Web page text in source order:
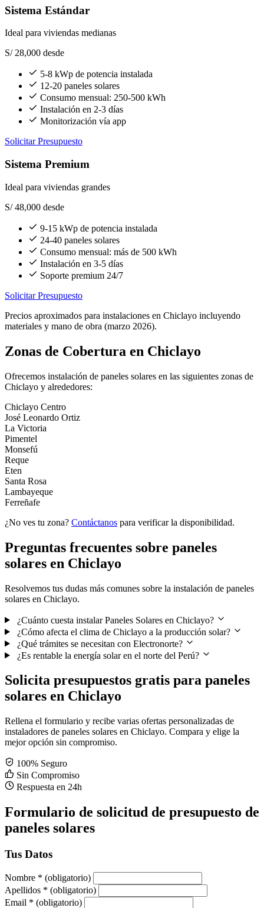
Sistema Estándar
Ideal para viviendas medianas
S/ 28,000 desde
5-8 kWp de potencia instalada
12-20 paneles solares
Consumo mensual: 250-500 kWh
Instalación en 2-3 días
Monitorización vía app
Solicitar Presupuesto
Sistema Premium
Ideal para viviendas grandes
S/ 48,000 desde
9-15 kWp de potencia instalada
24-40 paneles solares
Consumo mensual: más de 500 kWh
Instalación en 3-5 días
Soporte premium 24/7
Solicitar Presupuesto
Precios aproximados para instalaciones en Chiclayo incluyendo
materiales y mano de obra (marzo 2026).
Zonas de Cobertura en Chiclayo
Ofrecemos instalación de paneles solares en las siguientes zonas de
Chiclayo y alrededores:
Chiclayo Centro
José Leonardo Ortiz
La Victoria
Pimentel
Monsefú
Reque
Eten
Santa Rosa
Lambayeque
Ferreñafe
¿No ves tu zona? Contáctanos para verificar la disponibilidad.
Preguntas frecuentes sobre paneles
solares en Chiclayo
Resolvemos tus dudas más comunes sobre la instalación de paneles
solares en Chiclayo.
¿Cuánto cuesta instalar Paneles Solares en Chiclayo?
¿Cómo afecta el clima de Chiclayo a la producción solar?
¿Qué trámites se necesitan con Electronorte?
¿Es rentable la energía solar en el norte del Perú?
Solicita presupuestos gratis para paneles
solares en Chiclayo
Rellena el formulario y recibe varias ofertas personalizadas de
instaladores de paneles solares en Chiclayo. Compara y elige la
mejor opción sin compromiso.
100% Seguro
Sin Compromiso
Respuesta en 24h
Formulario de solicitud de presupuesto de
paneles solares
Tus Datos
Nombre * (obligatorio)
Apellidos * (obligatorio)
Email * (obligatorio)